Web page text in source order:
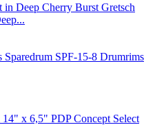
Gretsch
Sparedrum SPF-15-8 Drumrims
PDP Concept Select